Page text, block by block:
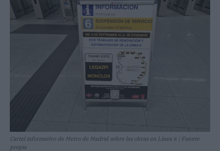
Cartel informativo de Metro de Madrid sobre las obras en Línea 6 | Fuente
propia